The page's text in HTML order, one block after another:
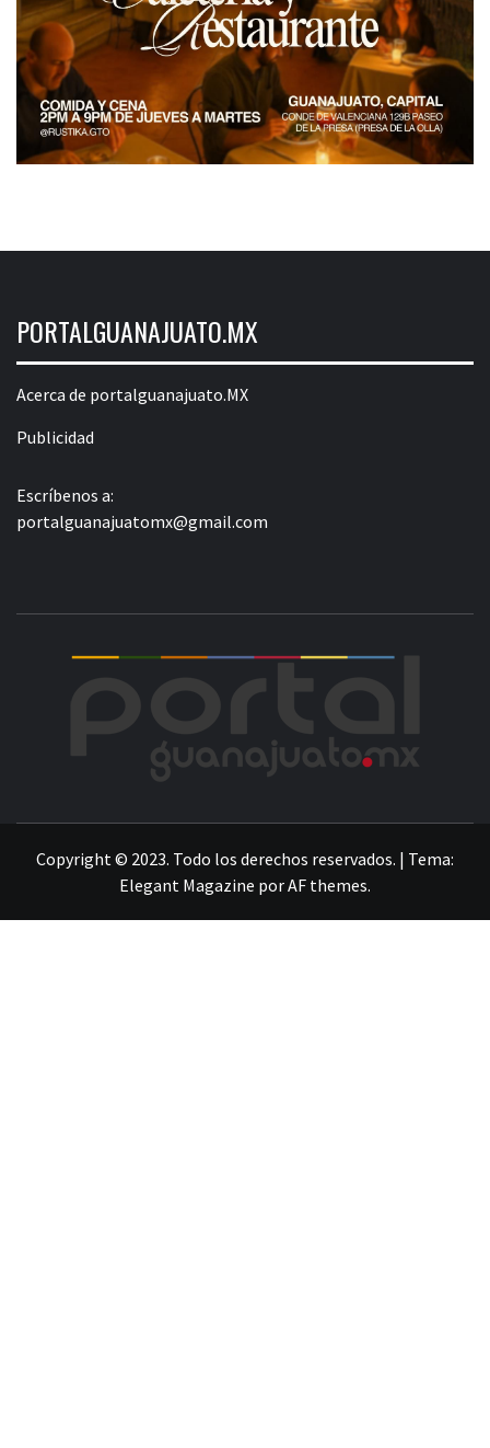
PORTALGUANAJUATO.MX
Acerca de portalguanajuato.MX
Publicidad
Escríbenos a:
portalguanajuatomx@gmail.com
Copyright © 2023. Todo los derechos reservados. | Tema:
Elegant Magazine porAF themes.